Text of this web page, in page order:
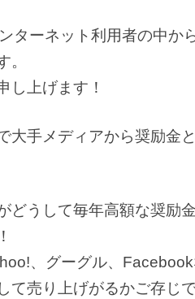
ターネット利用者の中か
。
し上げます！
大手メディアから奨励金
どうして毎年高額な奨励
、グーグル、
て売り上げがるかご存じで